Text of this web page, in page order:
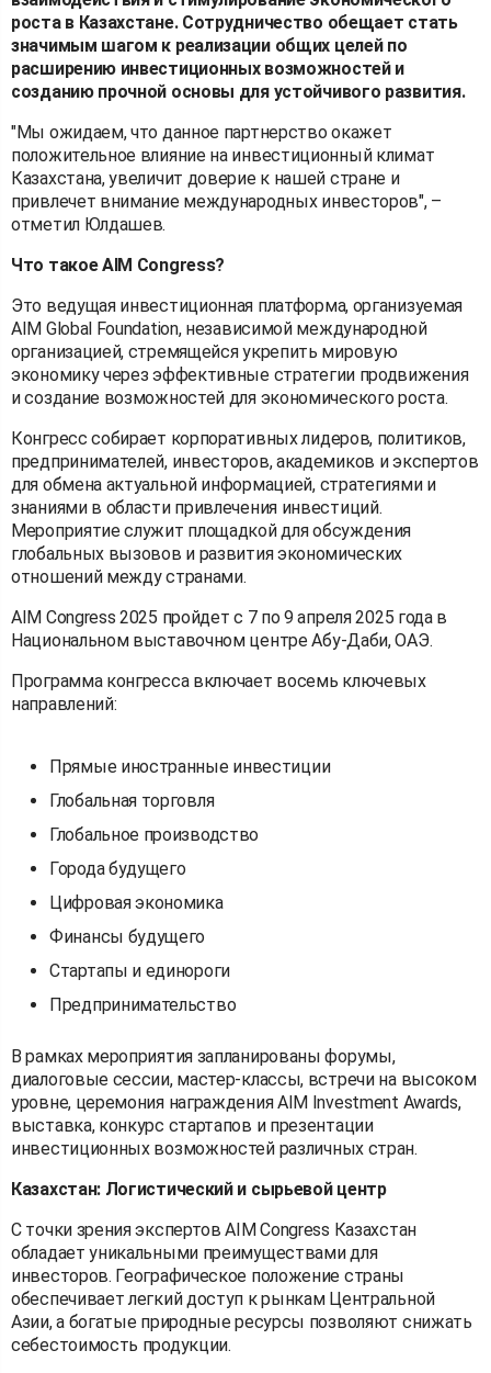
роста в Казахстане. Сотрудничество обещает стать
значимым шагом к реализации общих целей по
расширению инвестиционных возможностей и
созданию прочной основы для устойчивого развития.
"Мы ожидаем, что данное партнерство окажет
положительное влияние на инвестиционный климат
Казахстана, увеличит доверие к нашей стране и
привлечет внимание международных инвесторов", –
отметил Юлдашев.
Что такое AIM Congress?
Это ведущая инвестиционная платформа, организуемая
AIM Global Foundation, независимой международной
организацией, стремящейся укрепить мировую
экономику через эффективные стратегии продвижения
и создание возможностей для экономического роста.
Конгресс собирает корпоративных лидеров, политиков,
предпринимателей, инвесторов, академиков и экспертов
для обмена актуальной информацией, стратегиями и
знаниями в области привлечения инвестиций.
Мероприятие служит площадкой для обсуждения
глобальных вызовов и развития экономических
отношений между странами.
AIM Congress 2025 пройдет с 7 по 9 апреля 2025 года в
Национальном выставочном центре Абу-Даби, ОАЭ.
Программа конгресса включает восемь ключевых
направлений:
Прямые иностранные инвестиции
Глобальная торговля
Глобальное производство
Города будущего
Цифровая экономика
Финансы будущего
Стартапы и единороги
Предпринимательство
В рамках мероприятия запланированы форумы,
диалоговые сессии, мастер-классы, встречи на высоком
уровне, церемония награждения AIM Investment Awards,
выставка, конкурс стартапов и презентации
инвестиционных возможностей различных стран.
Казахстан: Логистический и сырьевой центр
С точки зрения экспертов AIM Congress Казахстан
обладает уникальными преимуществами для
инвесторов. Географическое положение страны
обеспечивает легкий доступ к рынкам Центральной
Азии, а богатые природные ресурсы позволяют снижать
себестоимость продукции.